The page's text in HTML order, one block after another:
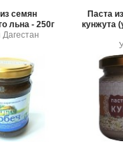
семян
льна - 250г
Паста
кунжута